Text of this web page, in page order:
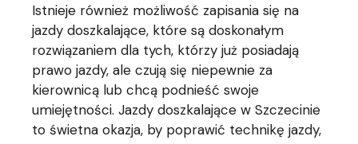
Istnieje również możliwość zapisania się na
jazdy doszkalające, które są doskonałym
rozwiązaniem dla tych, którzy już posiadają
prawo jazdy, ale czują się niepewnie za
kierownicą lub chcą podnieść swoje
umiejętności. Jazdy doszkalające w Szczecinie
to świetna okazja, by poprawić technikę jazdy,